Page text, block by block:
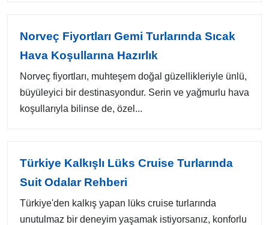
Norveç Fiyortları Gemi Turlarında Sıcak
Hava Koşullarına Hazırlık
Norveç fiyortları, muhteşem doğal güzellikleriyle ünlü,
büyüleyici bir destinasyondur. Serin ve yağmurlu hava
koşullarıyla bilinse de, özel...
Türkiye Kalkışlı Lüks Cruise Turlarında
Suit Odalar Rehberi
Türkiye'den kalkış yapan lüks cruise turlarında
unutulmaz bir deneyim yaşamak istiyorsanız, konforlu